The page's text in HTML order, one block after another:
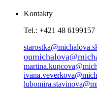
Kontakty
Tel.: +421 48 6199157